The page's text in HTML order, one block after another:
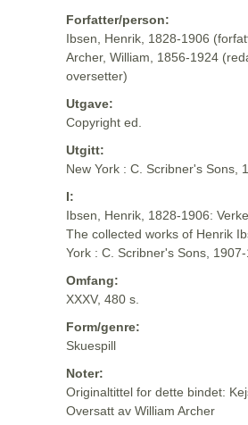
Forfatter/person:
Ibsen, Henrik, 1828-1906
Archer, William, 1856-1924
oversetter)
Utgave:
Copyright ed.
Utgitt:
New York : C. Scribner's Sons,
I:
Ibsen, Henrik, 1828-1906:
The collected works of Henrik
York : C. Scribner's Sons,
Omfang:
XXXV, 480 s.
Form/genre:
Skuespill
Noter:
Originaltittel for dette bindet:
Oversatt av William Archer